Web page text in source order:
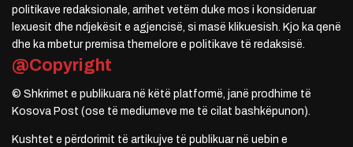
politikave redaksionale, arrihet vetëm duke mos i konsideruar
lexuesit dhe ndjekësit e agjencisë, si masë klikuesish. Kjo ka qenë
dhe ka mbetur premisa themelore e politikave të redaksisë.
@Copyright
© Shkrimet e publikuara në këtë platformë, janë prodhime të
Kosova Post (ose të mediumeve me të cilat bashkëpunon).
Kushtet e përdorimit të artikujve të publikuar në uebin e